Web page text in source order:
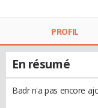
PROFIL
En résumé
Badr n'a pas encore